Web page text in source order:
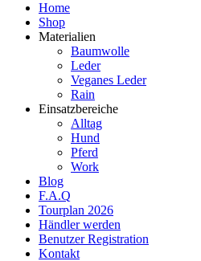
Home
Shop
Materialien
Baumwolle
Leder
Veganes Leder
Rain
Einsatzbereiche
Alltag
Hund
Pferd
Work
Blog
F.A.Q
Tourplan 2026
Händler werden
Benutzer Registration
Kontakt